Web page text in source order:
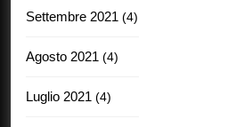
Settembre 2021 (4)
Agosto 2021 (4)
Luglio 2021 (4)